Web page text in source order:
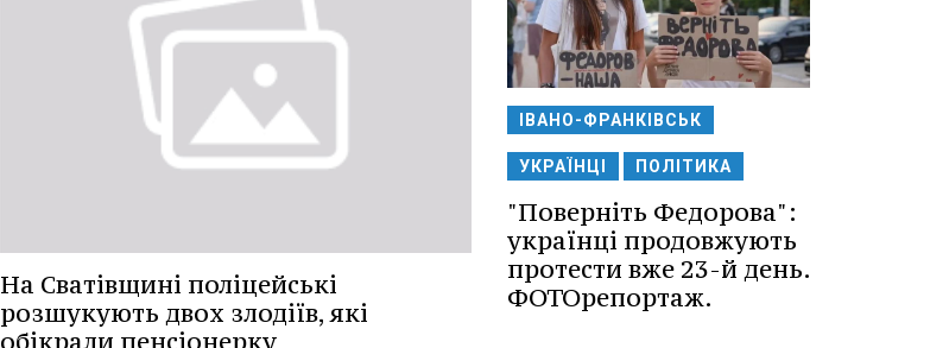
На Сватівщині поліцейські
розшукують двох злодіїв, які
ІВАНО-ФРАНКІВСЬК
УКРАЇНЦІ ПОЛІТИКА
"Поверніть Федорова":
українці продовжують
протести вже 23-й день.
ФОТОрепортаж.